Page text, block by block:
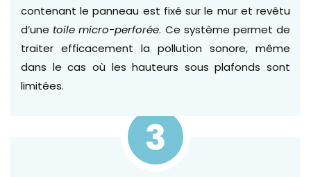
contenant le panneau est fixé sur le mur et revêtu
d’une toile micro-perforée. Ce système permet de
traiter efficacement la pollution sonore, même
dans le cas où les hauteurs sous plafonds sont
limitées.
3